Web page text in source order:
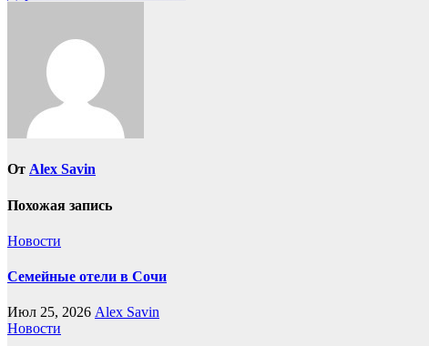
От Alex Savin
Похожая запись
Новости
Семейные отели в Сочи
Июл 25, 2026 Alex Savin
Новости